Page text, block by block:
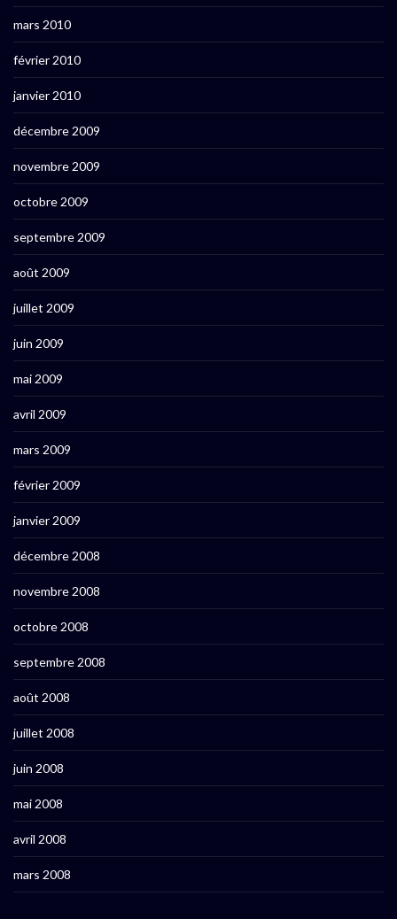
mars 2010
février 2010
janvier 2010
décembre 2009
novembre 2009
octobre 2009
septembre 2009
août 2009
juillet 2009
juin 2009
mai 2009
avril 2009
mars 2009
février 2009
janvier 2009
décembre 2008
novembre 2008
octobre 2008
septembre 2008
août 2008
juillet 2008
juin 2008
mai 2008
avril 2008
mars 2008